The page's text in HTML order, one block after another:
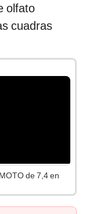
olfato
cuadras
de 7,4 en